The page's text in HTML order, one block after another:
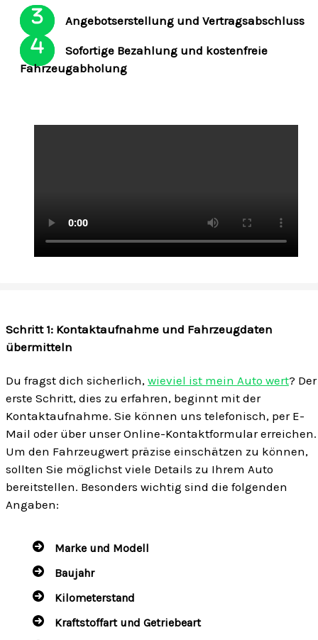
Angebotserstellung und Vertragsabschluss
Sofortige Bezahlung und kostenfreie
Fahrzeugabholung
Schritt 1: Kontaktaufnahme und Fahrzeugdaten
übermitteln
Du fragst dich sicherlich, wieviel ist mein Auto wert? Der
erste Schritt, dies zu erfahren, beginnt mit der
Kontaktaufnahme. Sie können uns telefonisch, per E-
Mail oder über unser Online-Kontaktformular erreichen.
Um den Fahrzeugwert präzise einschätzen zu können,
sollten Sie möglichst viele Details zu Ihrem Auto
bereitstellen. Besonders wichtig sind die folgenden
Angaben:
Marke und Modell
Baujahr
Kilometerstand
Kraftstoffart und Getriebeart